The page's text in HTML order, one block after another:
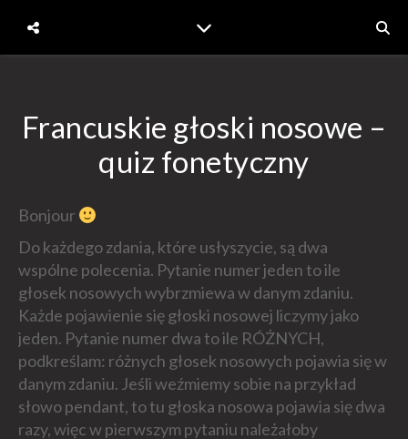
Francuskie głoski nosowe –
quiz fonetyczny
Bonjour
Do każdego zdania, które usłyszycie, są dwa
wspólne polecenia. Pytanie numer jeden to ile
głosek nosowych wybrzmiewa w danym zdaniu.
Każde pojawienie się głoski nosowej liczymy jako
jeden. Pytanie numer dwa to ile RÓŻNYCH,
podkreślam: różnych głosek nosowych pojawia się w
danym zdaniu. Jeśli weźmiemy sobie na przykład
słowo pendant, to tu głoska nosowa pojawia się dwa
razy, więc w pierwszym pytaniu należałoby